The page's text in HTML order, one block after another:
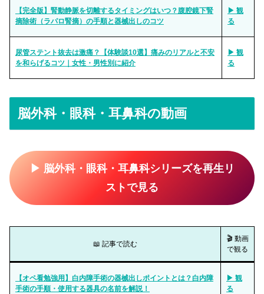
【完全版】腎動静脈を切離するタイミングはいつ？腹腔鏡下腎
摘除術（ラパロ腎摘）の手順と器械出しのコツ
▶ 観
る
尿管ステント抜去は激痛？【体験談10選】痛みのリアルと不安
を和らげるコツ｜女性・男性別に紹介
▶ 観
る
脳外科・眼科・耳鼻科の動画
▶ 脳外科・眼科・耳鼻科シリーズを再生リ
ストで見る
📖 記事で読む
🎬 動画
で観る
【オペ看勉強用】白内障手術の器械出しポイントとは？白内障
手術の手順・使用する器具の名前を解説！
▶ 観
る